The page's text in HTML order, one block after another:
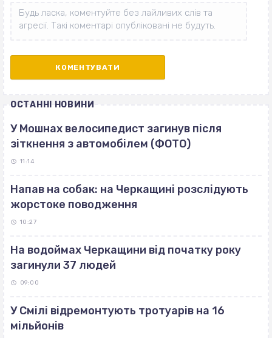
ОСТАННІ НОВИНИ
У Мошнах велосипедист загинув після
зіткнення з автомобілем (ФОТО)
11:14
Напав на собак: на Черкащині розслідують
жорстоке поводження
10:27
На водоймах Черкащини від початку року
загинули 37 людей
09:00
У Смілі відремонтують тротуарів на 16
мільйонів